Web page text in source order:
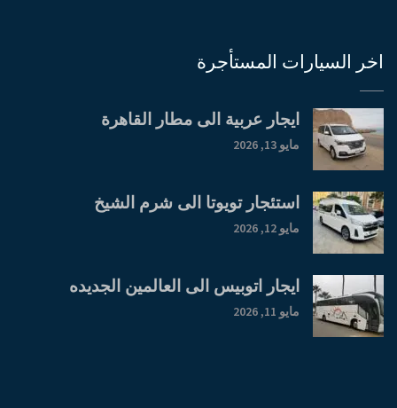
اخر السيارات المستأجرة
ايجار عربية الى مطار القاهرة
مايو 13, 2026
استئجار تويوتا الى شرم الشيخ
مايو 12, 2026
ايجار اتوبيس الى العالمين الجديده
مايو 11, 2026